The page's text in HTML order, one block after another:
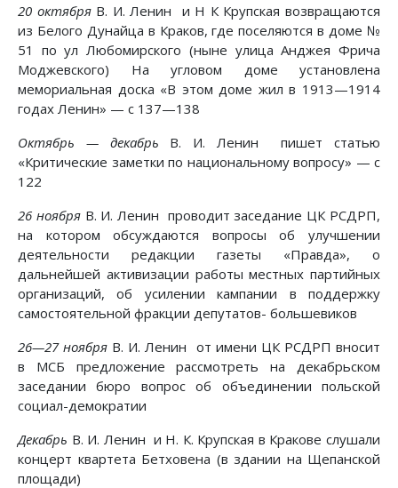
20 октября В. И. Ленин и Н К Крупская возвращаются
из Белого Дунайца в Краков, где поселяются в доме №
51 по ул Любомирского (ныне улица Анджея Фрича
Моджевского) На угловом доме установлена
мемориальная доска «В этом доме жил в 1913—1914
годах Ленин» — с 137—138
Октябрь — декабрь В. И. Ленин пишет статью
«Критические заметки по национальному вопросу» — с
122
26 ноября В. И. Ленин проводит заседание ЦК РСДРП,
на котором обсуждаются вопросы об улучшении
деятельности редакции газеты «Правда», о
дальнейшей активизации работы местных партийных
организаций, об усилении кампании в поддержку
самостоятельной фракции депутатов- большевиков
26—27 ноября В. И. Ленин от имени ЦК РСДРП вносит
в МСБ предложение рассмотреть на декабрьском
заседании бюро вопрос об объединении польской
социал-демократии
Декабрь В. И. Ленин и Н. К. Крупская в Кракове слушали
концерт квартета Бетховена (в здании на Щепанской
площади)